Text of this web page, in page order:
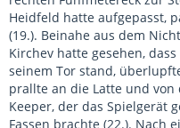
Heidfeld hatte aufgepasst,
(19.). Beinahe aus dem
Kirchev hatte gesehen,
seinem Tor stand,
prallte an die Latte und
Keeper, der das Spielgerät
Fassen brachte (22.). Nach